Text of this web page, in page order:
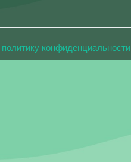
политику конфиденциальности